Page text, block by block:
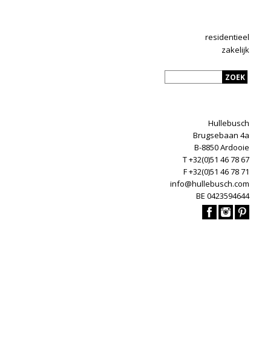
residentieel
zakelijk
Hullebusch
Brugsebaan 4a
B-8850 Ardooie
T +32(0)51 46 78 67
F +32(0)51 46 78 71
info@hullebusch.com
BE 0423594644